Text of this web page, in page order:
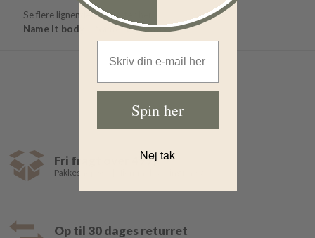
Se flere lignende produkter her:
Name It body
Name It Body
Fri fragt over 499,-
Pakkeshop 35,- | Hjemmelevering fra 39,-
Op til 30 dages returret
Spin her
Nej tak